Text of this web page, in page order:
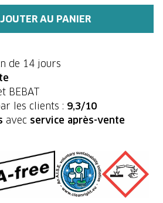
AU PANIER
de 14 jours
BEBAT
les clients : 9,3/10
avec service après-vente